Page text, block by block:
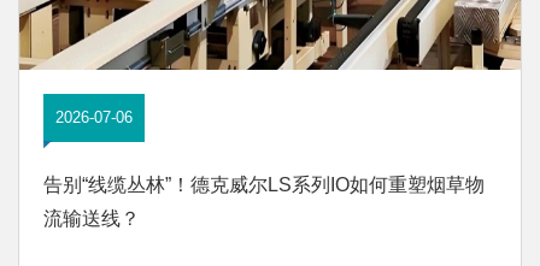
2026-07-06
告别“线缆丛林”！德克威尔LS系列IO如何重塑烟草物
流输送线？